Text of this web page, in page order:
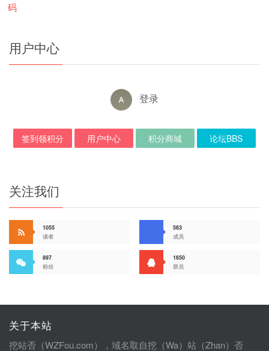
码
用户中心
登录
签到领积分 用户中心 积分商城 论坛BBS
关注我们
1055
读者
563
成员
897
粉丝
1650
群员
关于本站
挖站否（WZFou.com），域名取自挖（Wa）站（Zhan）否